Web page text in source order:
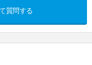
質問する